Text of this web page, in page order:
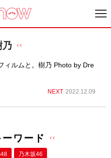
乃
ィルムと。樹乃 Photo by Dre
NEXT 2022.12.09
ワード
乃木坂46